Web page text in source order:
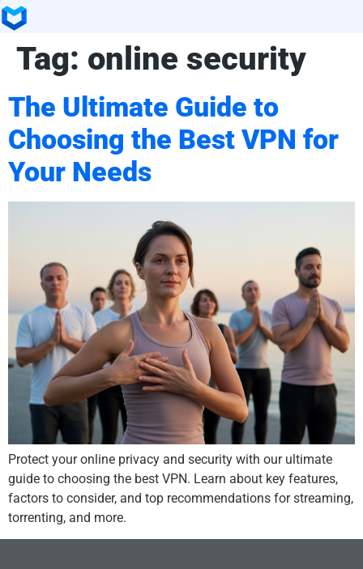
Tag: online security
The Ultimate Guide to
Choosing the Best VPN for
Your Needs
Protect your online privacy and security with our ultimate
guide to choosing the best VPN. Learn about key features,
factors to consider, and top recommendations for streaming,
torrenting, and more.